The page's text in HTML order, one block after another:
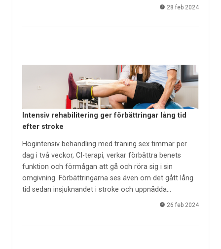
28 feb 2024
Intensiv rehabilitering ger förbättringar lång tid
efter stroke
Högintensiv behandling med träning sex timmar per
dag i två veckor, CI-terapi, verkar förbättra benets
funktion och förmågan att gå och röra sig i sin
omgivning. Förbättringarna ses även om det gått lång
tid sedan insjuknandet i stroke och uppnådda…
26 feb 2024